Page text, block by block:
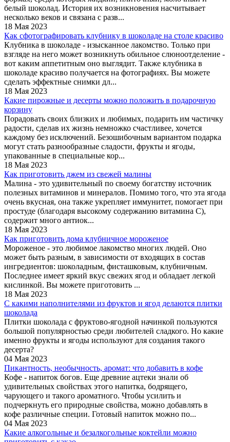
белый шоколад. История их возникновения насчитывает
несколько веков и связана с разв...
18 Мая 2023
Как сфотографировать клубнику в шоколаде на столе красиво
Клубника в шоколаде - изысканное лакомство. Только при
взгляде на него может возникнуть обильное слюноотделение -
вот каким аппетитным оно выглядит. Также клубника в
шоколаде красиво получается на фотографиях. Вы можете
сделать эффектные снимки дл...
18 Мая 2023
Какие пирожные и десерты можно положить в подарочную
корзину
Порадовать своих близких и любимых, подарить им частичку
радости, сделав их жизнь немножко счастливее, хочется
каждому без исключений. Безошибочным вариантом подарка
могут стать разнообразные сладости, фрукты и ягоды,
упакованные в специальные кор...
18 Мая 2023
Как приготовить джем из свежей малины
Малина - это удивительный по своему богатству источник
полезных витаминов и минералов. Помимо того, что эта ягода
очень вкусная, она также укрепляет иммунитет, помогает при
простуде (благодаря высокому содержанию витамина С),
содержит много антиок...
18 Мая 2023
Как приготовить дома клубничное мороженое
Мороженое - это любимое лакомство многих людей. Оно
может быть разным, в зависимости от входящих в состав
ингредиентов: шоколадным, фисташковым, клубничным.
Последнее имеет яркий вкус свежих ягод и обладает легкой
кислинкой. Вы можете приготовить ...
18 Мая 2023
С какими наполнителями из фруктов и ягод делаются плитки
шоколада
Плитки шоколада с фруктово-ягодной начинкой пользуются
большой популярностью среди любителей сладкого. Но какие
именно фрукты и ягоды используют для создания такого
десерта?
04 Мая 2023
Пикантность, необычность, аромат: что добавить в кофе
Кофе - напиток богов. Еще древние ацтеки знали об
удивительных свойствах этого напитка, бодрящего,
чарующего и такого ароматного. Чтобы усилить и
подчеркнуть его природные свойства, можно добавлять в
кофе различные специи. Готовый напиток можно по...
04 Мая 2023
Какие алкогольные и безалкогольные коктейли можно